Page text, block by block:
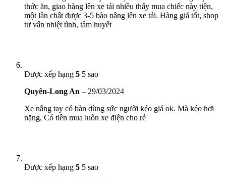
thức ăn, giao hàng lên xe tải nhiều thấy mua chiếc này tiện,
một lần chất được 3-5 bào nâng lên xe tải. Hàng giá tốt, shop
tư vấn nhiệt tình, tâm huyết
Được xếp hạng 5 5 sao
Quyên-Long An – 29/03/2024
Xe nâng tay có bàn dùng sức người kéo giá ok. Mà kéo hơi
nặng, Có tiền mua luôn xe điện cho rẻ
Được xếp hạng 5 5 sao